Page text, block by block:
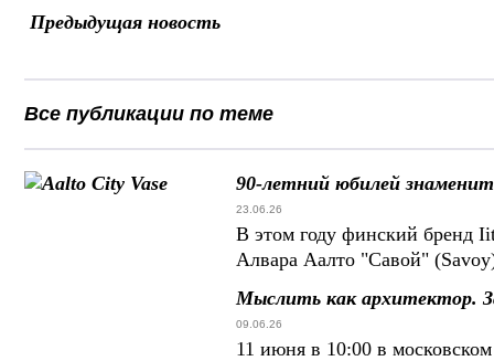
Предыдущая новость
Все публикации по теме
90-летний юбилей
23.06.26
В этом году финский бренд
Алвара Аалто "Савой"
Мыслить как архитектор.
09.06.26
11 июня в 10:00 в